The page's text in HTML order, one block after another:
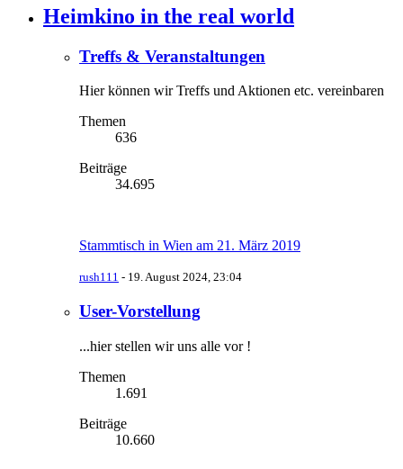
Heimkino in the real world
Treffs & Veranstaltungen
Hier können wir Treffs und Aktionen etc. vereinbaren
Themen
636
Beiträge
34.695
Stammtisch in Wien am 21. März 2019
rush111 - 19. August 2024, 23:04
User-Vorstellung
...hier stellen wir uns alle vor !
Themen
1.691
Beiträge
10.660